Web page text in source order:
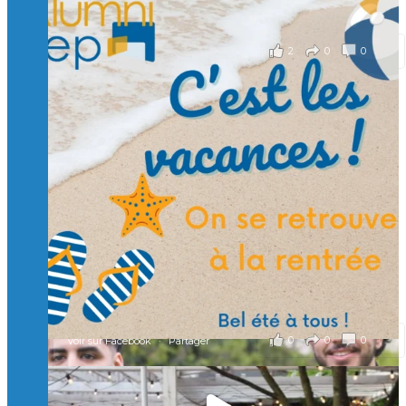
Charger plus Suivre sur Instagram
il y a 2 mois
2 0 0
Voir sur Facebook · Partager
🙏 Soutenez l’Isep via la taxe d’apprentissage 2026
et contribuons ensemble à former les générations
d’ingénieurs de demain. 🙏
Merci à tous !
🎯 Taxe d’apprentissage 2026 : avec l'Isep, investissez pour
un numérique au service de l'humain !
À l’Isep, nous formons des ingénieurs, des bachelors, des
Mastères Spécialisés, qui allient excellence technologique et
valeurs humaines, au cœur de notre pro
...Voir plus
il y a 2 mois
0 0 0
Voir sur Facebook · Partager